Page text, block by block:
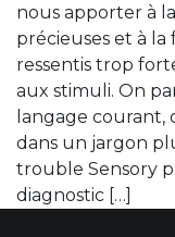
nous apporter à
précieuses et à la
ressentis trop
aux stimuli. On
langage courant,
dans un jargon
trouble Sensory
diagnostic […]